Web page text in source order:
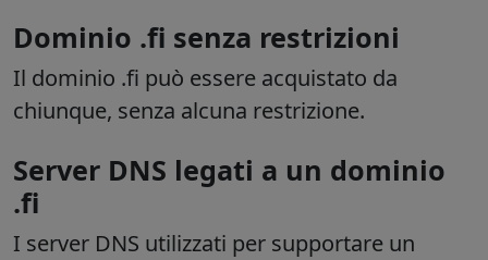
Dominio .fi senza restrizioni
Il dominio .fi può essere acquistato da
chiunque, senza alcuna restrizione.
Server DNS legati a un dominio
.fi
I server DNS utilizzati per supportare un